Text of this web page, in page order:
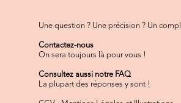
Une question ? Une précision ? Un
Contactez-nous
On sera toujours là pour vous !
Consultez aussi notre FAQ
La plupart des réponses y sont !